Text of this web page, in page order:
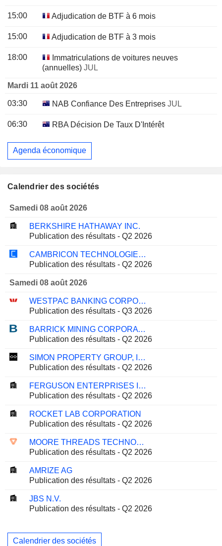
15:00 Adjudication de BTF à 6 mois
15:00 Adjudication de BTF à 3 mois
18:00
Immatriculations de voitures neuves
(annuelles) JUL
Mardi 11 août 2026
03:30 NAB Confiance Des Entreprises JUL
06:30 RBA Décision De Taux D'Intérêt
Agenda économique
Calendrier des sociétés
Samedi 08 août 2026
BERKSHIRE HATHAWAY INC.
Publication des résultats - Q2 2026
CAMBRICON TECHNOLOGIES CORPORATION LIMITED
Publication des résultats - Q2 2026
Samedi 08 août 2026
WESTPAC BANKING CORPORATION
Publication des résultats - Q3 2026
BARRICK MINING CORPORATION
Publication des résultats - Q2 2026
SIMON PROPERTY GROUP, INC.
Publication des résultats - Q2 2026
FERGUSON ENTERPRISES INC.
Publication des résultats - Q2 2026
ROCKET LAB CORPORATION
Publication des résultats - Q2 2026
MOORE THREADS TECHNOLOGY CO., LTD.
Publication des résultats - Q2 2026
AMRIZE AG
Publication des résultats - Q2 2026
JBS N.V.
Publication des résultats - Q2 2026
Calendrier des sociétés